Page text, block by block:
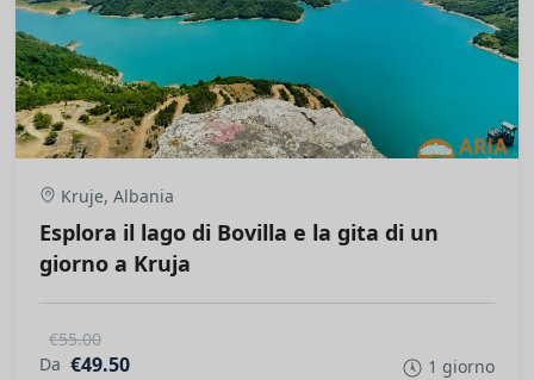
Kruje, Albania
Esplora il lago di Bovilla e la gita di un
giorno a Kruja
€55.00
Da €49.50 1 giorno